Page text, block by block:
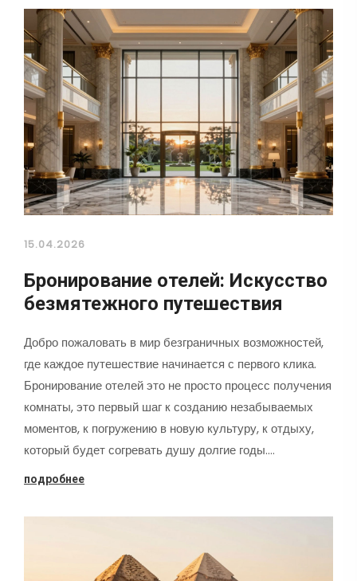
15.04.2026
Бронирование отелей: Искусство
безмятежного путешествия
Добро пожаловать в мир безграничных возможностей,
где каждое путешествие начинается с первого клика.
Бронирование отелей это не просто процесс получения
комнаты, это первый шаг к созданию незабываемых
моментов, к погружению в новую культуру, к отдыху,
который будет согревать душу долгие годы.…
подробнее